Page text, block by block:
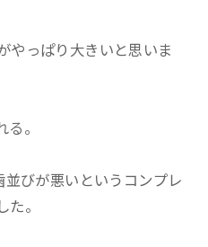
やっぱり大きいと思いま
。
びが悪いというコンプレ
た。